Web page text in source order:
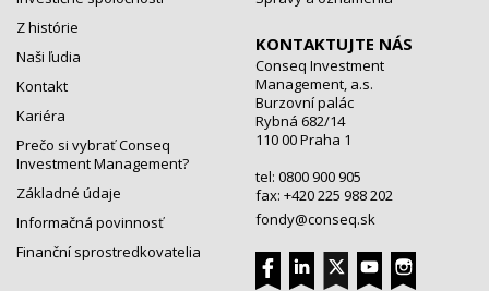
Z histórie
Naši ľudia
Kontakt
Kariéra
Prečo si vybrať Conseq
Investment Management?
Základné údaje
Informačná povinnosť
Finanční sprostredkovatelia
KONTAKTUJTE NÁS
Conseq Investment
Management, a.s.
Burzovní palác
Rybná 682/14
110 00 Praha 1
tel: 0800 900 905
fax: +420 225 988 202
fondy@conseq.sk